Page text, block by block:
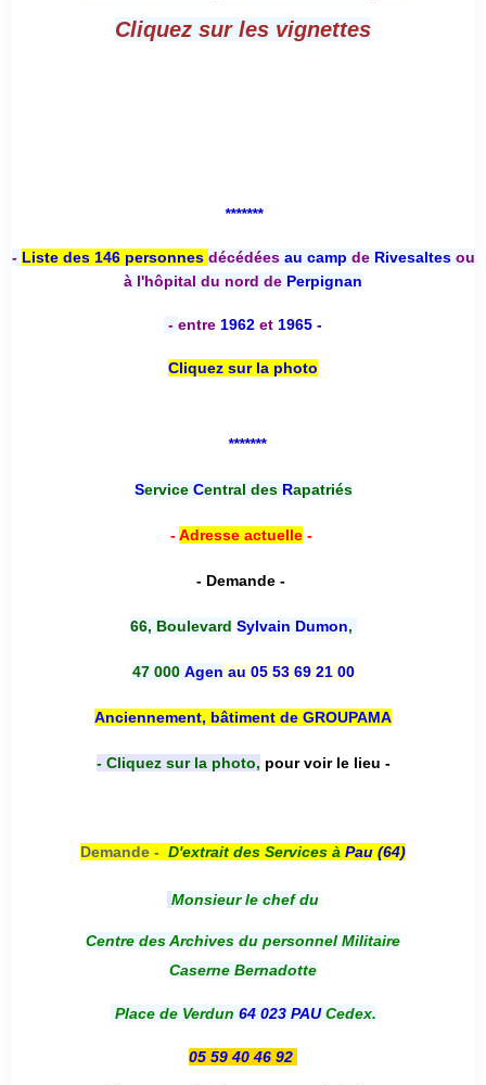
Cliquez sur les vignettes
*******
- Liste des 146 personnes décédées au camp deRivesaltesou
à l'hôpital du nord de Perpignan
- entre 1962 et 1965 -
Cliquez sur la photo
*******
Service Central desRapatriés
-Adresse actuelle-
- Demande -
66, Boulevard Sylvain Dumon,
47 000 Agen au 05 53 69 21 00
Anciennement, bâtiment de GROUPAMA
- Cliquez sur la photo, pour voir le lieu -
Demande - D'extrait des Services à Pau (64)
Monsieur le chef du
Centre des Archives du personnel Militaire
Caserne Bernadotte
Place de Verdun 64 023 PAUCedex.
05 59 40 46 92